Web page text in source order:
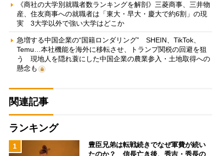
《商社の大学別就職者数ランキングを解剖》三菱商事、三井物
産、住友商事への就職者は「東大・早大・慶大で約6割」の現
実 3大学以外で強い大学はどこか
急増する中国企業の“国籍ロンダリング” SHEIN、TikTok、
Temu…本社機能を海外に移転させ、トランプ関税の回避を狙
う 現地人を隠れ蓑にした中国企業の農業参入・土地取得への
懸念も
関連記事
ランキング
1
豊臣兄弟は転戦続きでなぜ軍費が続い
たのか？ 信長亡き後、秀吉・秀長の